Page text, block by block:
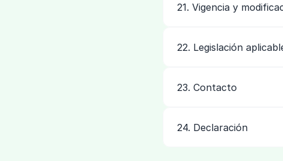
21. Vigencia y
22. Legislación
23. Contacto
24. Declaración